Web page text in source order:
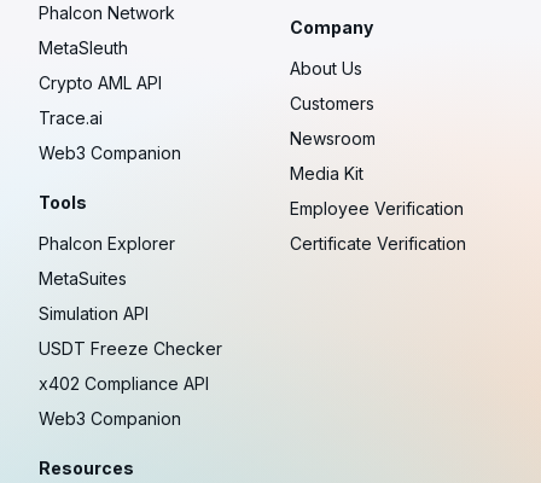
Phalcon Network
MetaSleuth
Crypto AML API
Trace.ai
Web3 Companion
Tools
Phalcon Explorer
MetaSuites
Simulation API
USDT Freeze Checker
x402 Compliance API
Web3 Companion
Resources
Company
About Us
Customers
Newsroom
Media Kit
Employee Verification
Certificate Verification